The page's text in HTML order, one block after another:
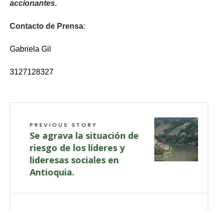
accionantes.
Contacto de Prensa:
Gabriela Gil
3127128327
PREVIOUS STORY
Se agrava la situación de
riesgo de los líderes y
lideresas sociales en
Antioquia.